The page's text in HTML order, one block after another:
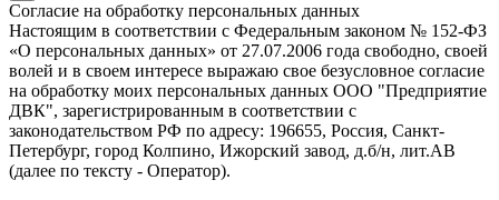
Согласие на обработку персональных данных
Настоящим в соответствии с Федеральным законом № 152-ФЗ
«О персональных данных» от 27.07.2006 года свободно, своей
волей и в своем интересе выражаю свое безусловное согласие
на обработку моих персональных данных ООО "Предприятие
ДВК", зарегистрированным в соответствии с
законодательством РФ по адресу: 196655, Россия, Санкт-
Петербург, город Колпино, Ижорский завод, д.б/н, лит.АВ
(далее по тексту - Оператор).